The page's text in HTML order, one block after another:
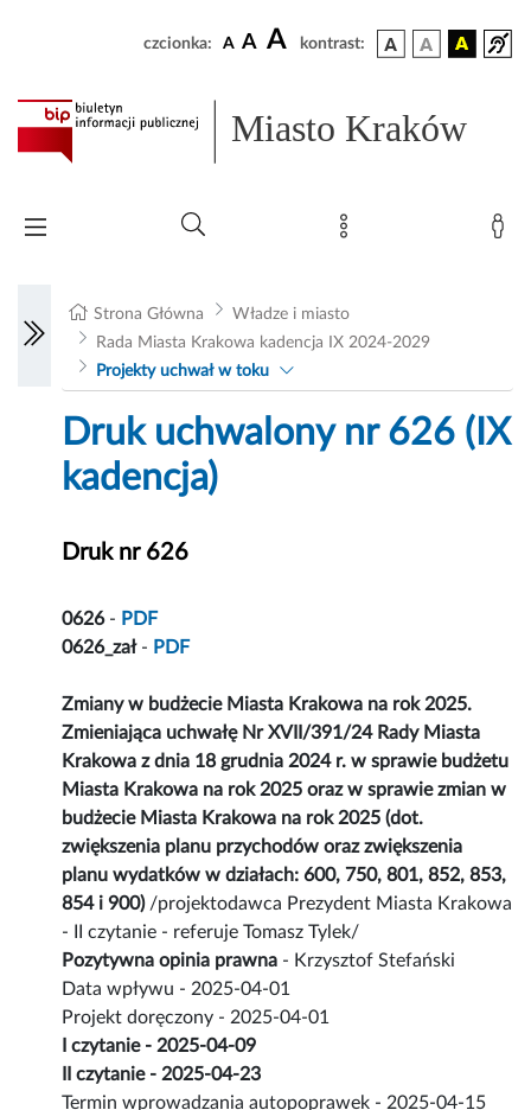
czcionka: A A A kontrast:
Miasto Kraków
Strona Główna
Władze i miasto
Rada Miasta Krakowa kadencja IX 2024-2029
Projekty uchwał w toku
Druk uchwalony nr 626 (IX
kadencja)
Druk nr 626
0626- PDF
0626_zał- PDF
Zmiany w budżecie Miasta Krakowa na rok 2025.
Zmieniająca uchwałę Nr XVII/391/24 Rady Miasta
Krakowa z dnia 18 grudnia 2024 r. w sprawie budżetu
Miasta Krakowa na rok 2025 oraz w sprawie zmian w
budżecie Miasta Krakowa na rok 2025 (dot.
zwiększenia planu przychodów oraz zwiększenia
planu wydatków w działach: 600, 750, 801, 852, 853,
854 i 900)/projektodawca Prezydent Miasta Krakowa
- II czytanie - referuje Tomasz Tylek/
Pozytywna opinia prawna - Krzysztof Stefański
Data wpływu - 2025-04-01
Projekt doręczony - 2025-04-01
I czytanie - 2025-04-09
II czytanie - 2025-04-23
Termin wprowadzania autopoprawek - 2025-04-15